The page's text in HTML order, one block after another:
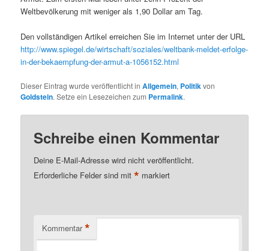
Weltbevölkerung mit weniger als 1,90 Dollar am Tag.
Den vollständigen Artikel erreichen Sie im Internet unter der URL
http://www.spiegel.de/wirtschaft/soziales/weltbank-meldet-erfolge-
in-der-bekaempfung-der-armut-a-1056152.html
Dieser Eintrag wurde veröffentlicht inAllgemein, Politikvon
Goldstein. Setze ein Lesezeichen zum Permalink.
Schreibe einen Kommentar
Deine E-Mail-Adresse wird nicht veröffentlicht.
Erforderliche Felder sind mit* markiert
Kommentar *